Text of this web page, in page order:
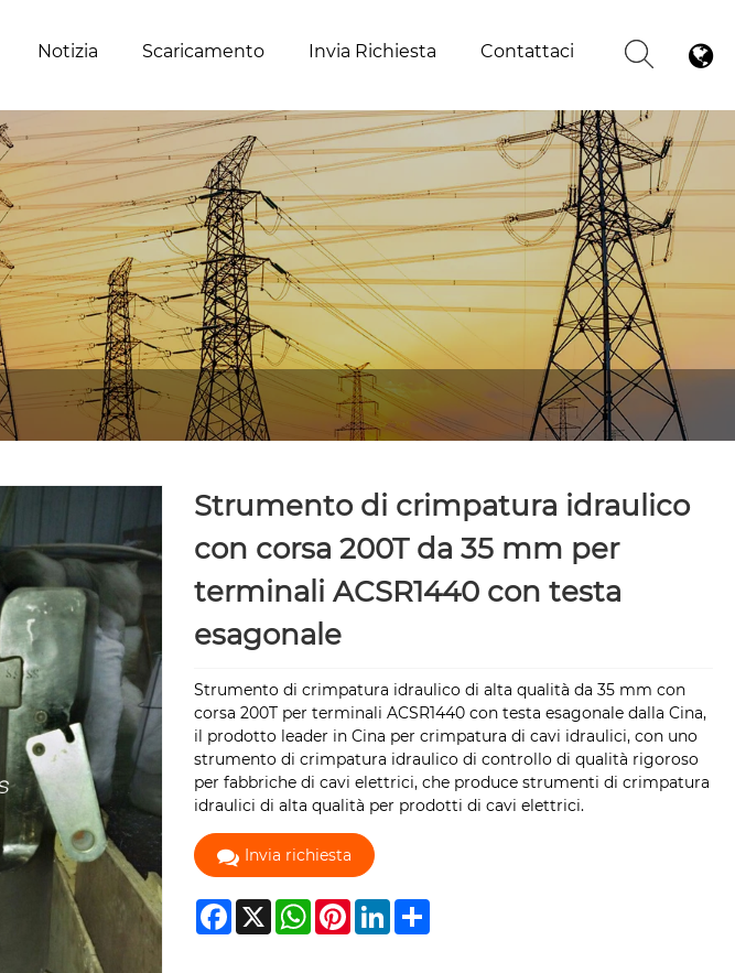
Notizia Scaricamento Invia Richiesta Contattaci
Strumento di crimpatura idraulico
con corsa 200T da 35 mm per
terminali ACSR1440 con testa
esagonale
Strumento di crimpatura idraulico di alta qualità da 35 mm con
corsa 200T per terminali ACSR1440 con testa esagonale dalla Cina,
il prodotto leader in Cina per crimpatura di cavi idraulici, con uno
strumento di crimpatura idraulico di controllo di qualità rigoroso
per fabbriche di cavi elettrici, che produce strumenti di crimpatura
idraulici di alta qualità per prodotti di cavi elettrici.
Invia richiesta
Facebook
X WhatsApp
PinterestLinkedInShare